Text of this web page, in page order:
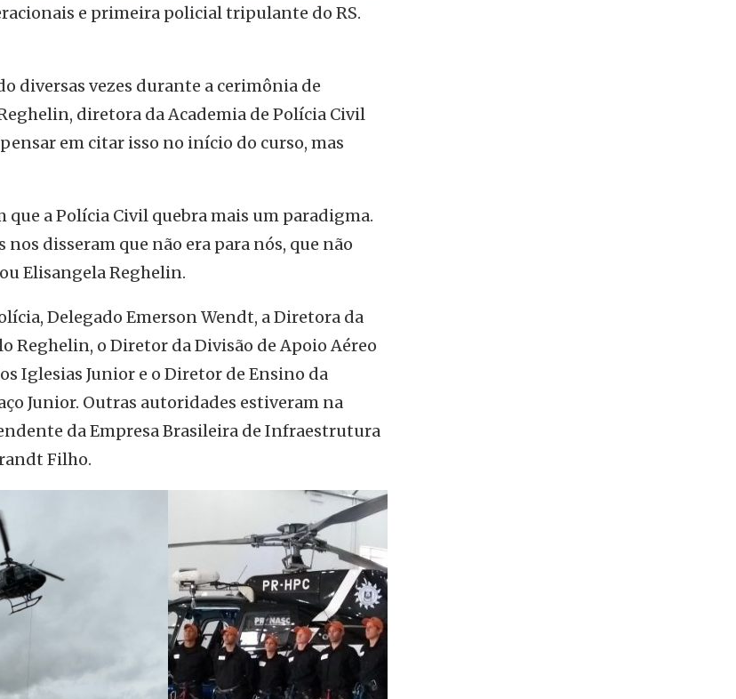
e primeira policial tripulante do RS.
diversas vezes durante a cerimônia de
diretora da Academia de Polícia Civil
em citar isso no início do curso, mas
que a Polícia Civil quebra mais um paradigma.
disseram que não era para nós, que não
Elisangela Reghelin.
Delegado Emerson Wendt, a Diretora da
Reghelin, o Diretor da Divisão de Apoio Aéreo
Iglesias Junior e o Diretor de Ensino da
Junior. Outras autoridades estiveram na
da Empresa Brasileira de Infraestrutura
Filho.